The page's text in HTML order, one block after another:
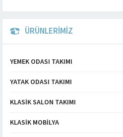
ÜRÜNLERİMİZ
YEMEK ODASI TAKIMI
YATAK ODASI TAKIMI
KLASIK SALON TAKIMI
KLASIK MOBILYA